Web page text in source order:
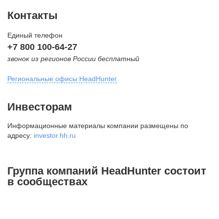
Контакты
Единый телефон
+7 800 100-64-27
звонок из регионов России бесплатный
Региональные офисы HeadHunter
внутригородская территория
Муниципальный округ Тверской,
2-я Брестская ул., д. 48,
+7 495 980-64-27
Инвесторам
Информационные материалы компании размещены по
адресу: investor.hh.ru
Группа компаний HeadHunter состоит
в сообществах